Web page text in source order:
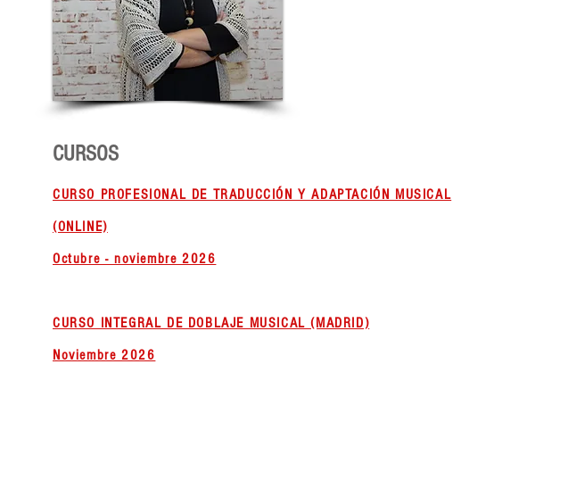
CURSOS
CURSO PROFESIONAL DE TRADUCCIÓN Y ADAPTACIÓN MUSICAL
(ONLINE)
Octubre - noviembre 2026
CURSO INTEGRAL DE DOBLAJE MUSICAL (MADRID)
Noviembre 2026